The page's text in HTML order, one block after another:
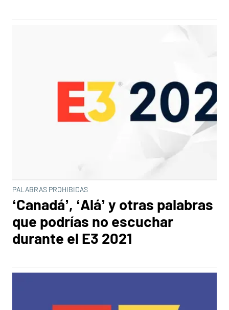
PALABRAS PROHIBIDAS
‘Canadá’, ‘Alá’ y otras palabras
que podrías no escuchar
durante el E3 2021